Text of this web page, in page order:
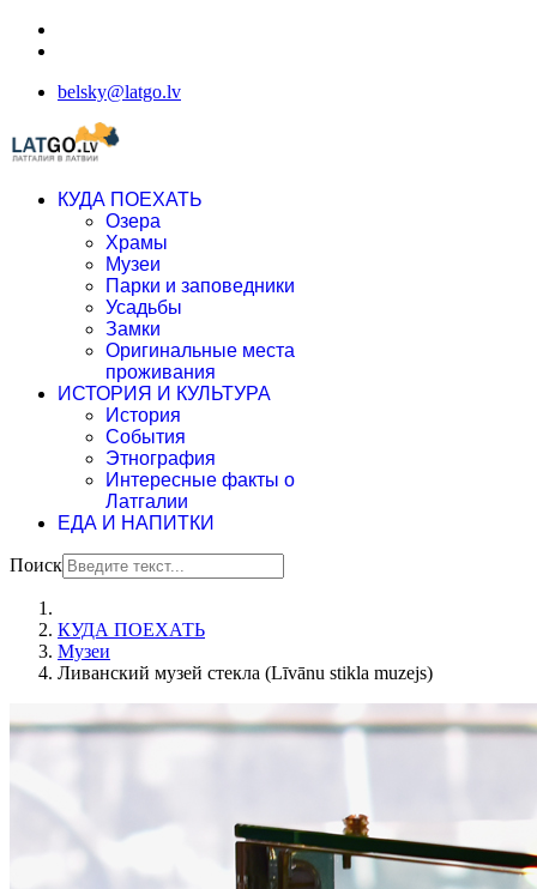
belsky@latgo.lv
КУДА ПОЕХАТЬ
Озера
Храмы
Музеи
Парки и заповедники
Усадьбы
Замки
Оригинальные места
проживания
ИСТОРИЯ И КУЛЬТУРА
История
События
Этнография
Интересные факты о
Латгалии
ЕДА И НАПИТКИ
Поиск
КУДА ПОЕХАТЬ
Музеи
Ливанский музей стекла (Līvānu stikla muzejs)